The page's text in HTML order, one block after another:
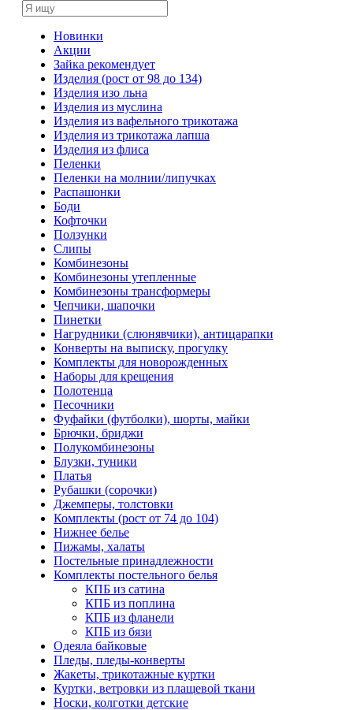
Новинки
Акции
Зайка рекомендует
Изделия (рост от 98 до 134)
Изделия изо льна
Изделия из муслина
Изделия из вафельного трикотажа
Изделия из трикотажа лапша
Изделия из флиса
Пеленки
Пеленки на молнии/липучках
Распашонки
Боди
Кофточки
Ползунки
Слипы
Комбинезоны
Комбинезоны утепленные
Комбинезоны трансформеры
Чепчики, шапочки
Пинетки
Нагрудники (слюнявчики), антицарапки
Конверты на выписку, прогулку
Комплекты для новорожденных
Наборы для крещения
Полотенца
Песочники
Фуфайки (футболки), шорты, майки
Брючки, бриджи
Полукомбинезоны
Блузки, туники
Платья
Рубашки (сорочки)
Джемперы, толстовки
Комплекты (рост от 74 до 104)
Нижнее белье
Пижамы, халаты
Постельные принадлежности
Комплекты постельного белья
КПБ из сатина
КПБ из поплина
КПБ из фланели
КПБ из бязи
Одеяла байковые
Пледы, пледы-конверты
Жакеты, трикотажные куртки
Куртки, ветровки из плащевой ткани
Носки, колготки детские